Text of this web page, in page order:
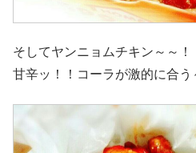
そしてヤンニョムチキン～～！
甘辛ッ！！コーラが激的に合う